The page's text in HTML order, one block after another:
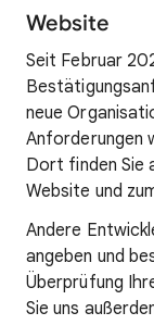
Website
Seit Februar
neue
Anforderungen
Dort finden Sie
Website und
Andere
angeben und
Überprüfung
Sie uns